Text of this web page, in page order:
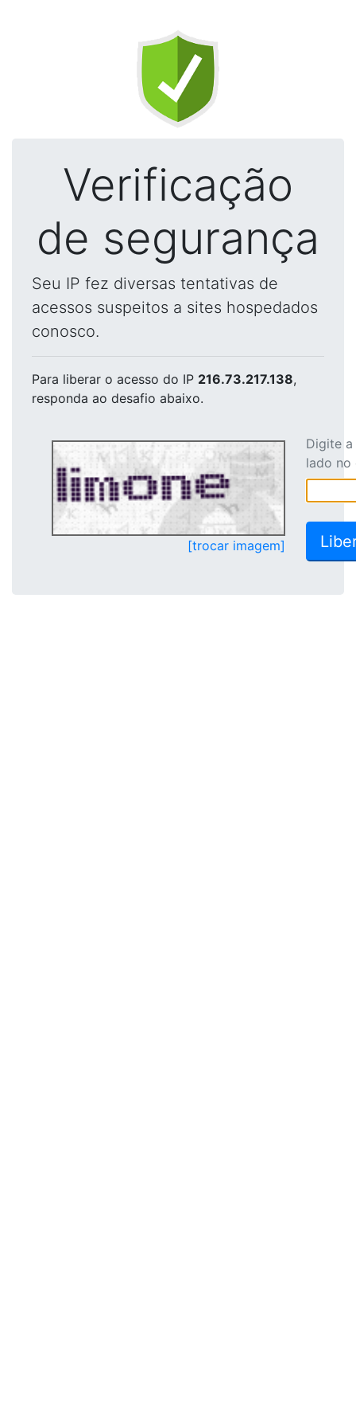
Verificação
de segurança
Seu IP fez diversas tentativas de
acessos suspeitos a sites hospedados
conosco.
Para liberar o acesso do IP 216.73.217.138,
responda ao desafio abaixo.
[trocar imagem]
Digite
lado no